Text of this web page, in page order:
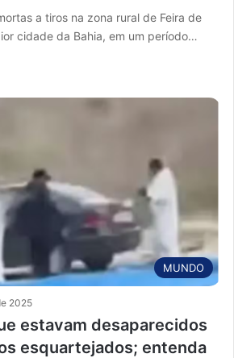
a tiros na zona rural de Feira de
cidade da Bahia, em um período…
MUNDO
2025
estavam desaparecidos
esquartejados; entenda